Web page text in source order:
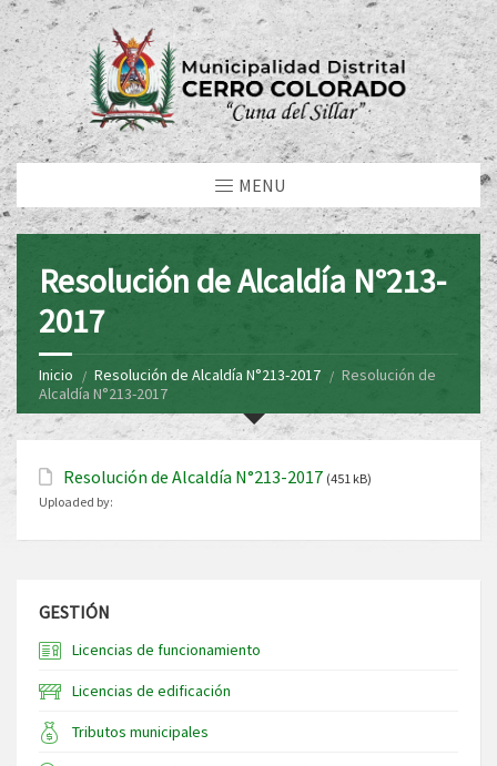
MENU
Resolución de Alcaldía N°213-
2017
Inicio Resolución de Alcaldía N°213-2017
Resolución de
Alcaldía N°213-2017
Resolución de Alcaldía N°213-2017 (451 kB)
Uploaded by:
GESTIÓN
Licencias de funcionamiento
Licencias de edificación
Tributos municipales